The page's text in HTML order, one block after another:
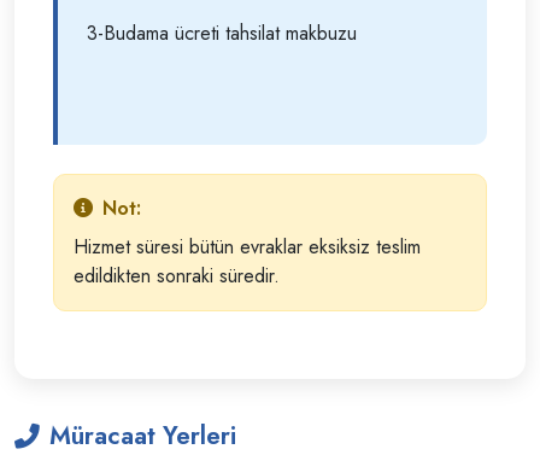
3-Budama ücreti tahsilat makbuzu
Not:
Hizmet süresi bütün evraklar eksiksiz teslim
edildikten sonraki süredir.
Müracaat Yerleri